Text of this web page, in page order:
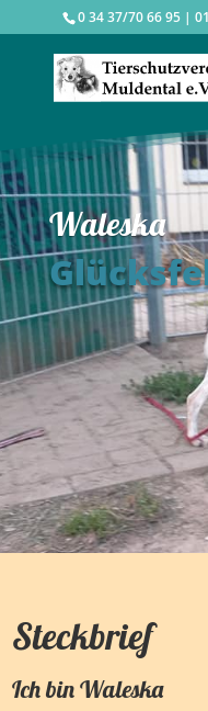
0 34 37/70 66 95 |
Waleska
Steckbrief
Ich binWaleska